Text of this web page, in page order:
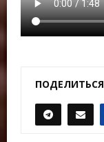
ПОДЕЛИТЬСЯ